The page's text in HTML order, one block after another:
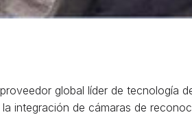
global líder de tecnología
integración de cámaras de